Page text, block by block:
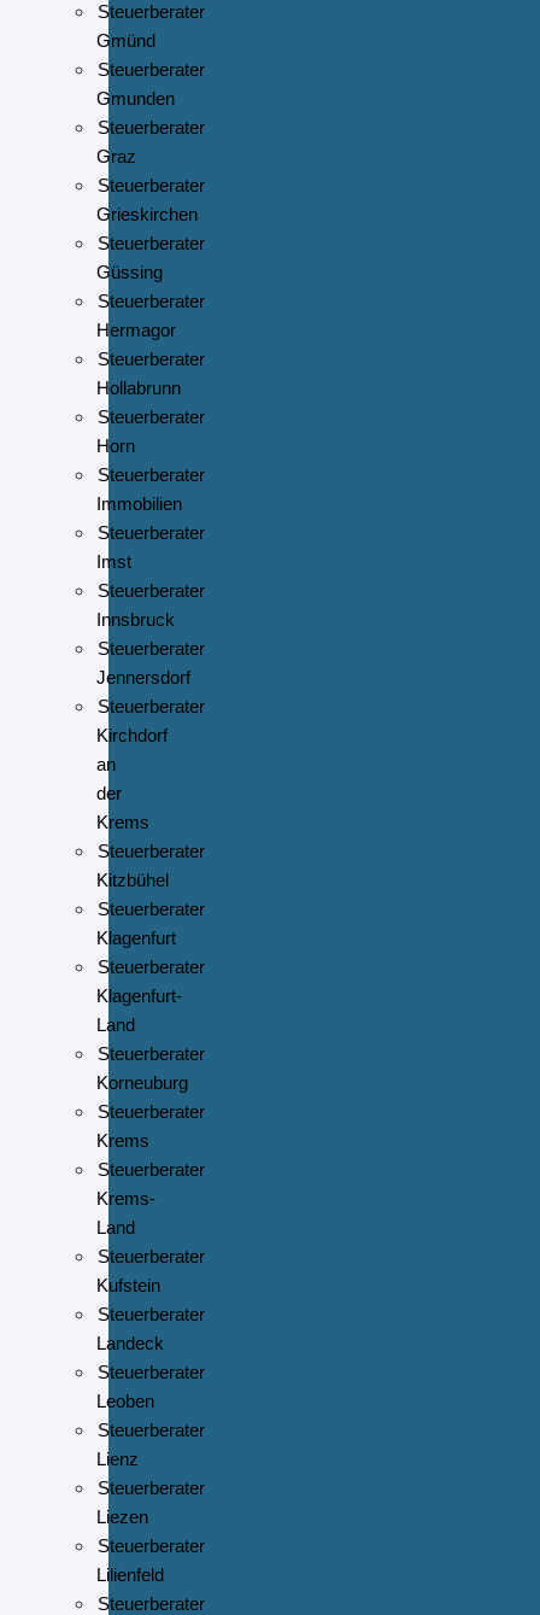
Steuerberater
Gmünd
Steuerberater
Gmunden
Steuerberater
Graz
Steuerberater
Grieskirchen
Steuerberater
Güssing
Steuerberater
Hermagor
Steuerberater
Hollabrunn
Steuerberater
Horn
Steuerberater
Immobilien
Steuerberater
Imst
Steuerberater
Innsbruck
Steuerberater
Jennersdorf
Steuerberater
Kirchdorf
an
der
Krems
Steuerberater
Kitzbühel
Steuerberater
Klagenfurt
Steuerberater
Klagenfurt-
Land
Steuerberater
Korneuburg
Steuerberater
Krems
Steuerberater
Krems-
Land
Steuerberater
Kufstein
Steuerberater
Landeck
Steuerberater
Leoben
Steuerberater
Lienz
Steuerberater
Liezen
Steuerberater
Lilienfeld
Steuerberater